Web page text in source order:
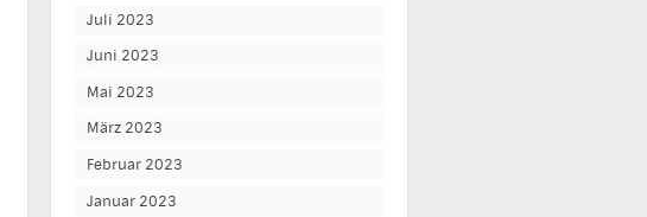
Juli 2023
Juni 2023
Mai 2023
März 2023
Februar 2023
Januar 2023